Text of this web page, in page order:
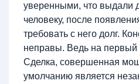
уверенными, что выдали
человеку, после
требовать с него долг.
неправы. Ведь на первый
Сделка, совершенная
умолчанию является